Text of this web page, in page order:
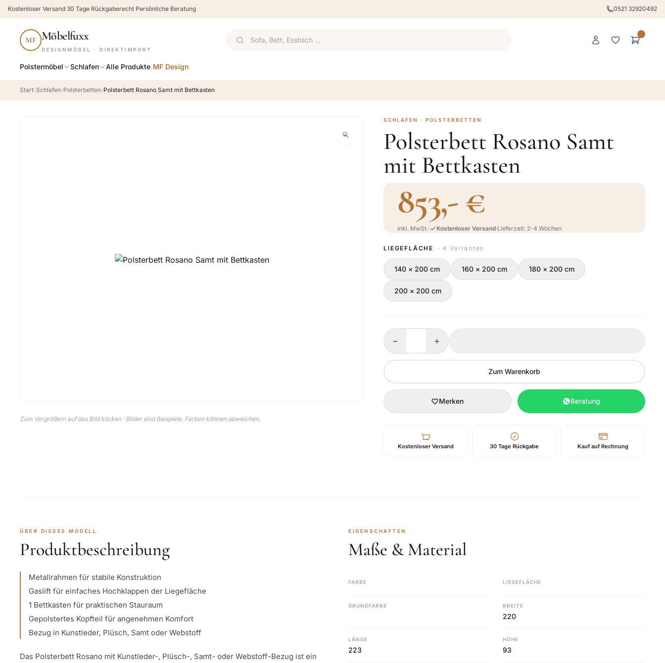
Kostenloser Versand·30 Tage Rückgaberecht·Persönliche Beratung 0521 32920492
MF Möbelfuxx
DESIGNMÖBEL · DIREKTIMPORT
Polstermöbel Schlafen Alle Produkte MF Design
Start›Schlafen›Polsterbetten›Polsterbett Rosano Samt mit Bettkasten
Zum Vergrößern auf das Bild klicken · Bilder sind Beispiele, Farben können abweichen.
SCHLAFEN · POLSTERBETTEN
Polsterbett Rosano Samt
mit Bettkasten
853,- €
inkl. MwSt.· Kostenloser Versand·Lieferzeit: 2-4 Wochen
LIEGEFLÄCHE · 4 Varianten
140 × 200 cm 160 × 200 cm 180 × 200 cm
200 × 200 cm
− +
Zum Warenkorb
Merken Beratung
Kostenloser Versand 30 Tage Rückgabe Kauf auf Rechnung
ÜBER DIESES MODELL
Produktbeschreibung
Metallrahmen für stabile Konstruktion
Gaslift für einfaches Hochklappen der Liegefläche
1 Bettkasten für praktischen Stauraum
Gepolstertes Kopfteil für angenehmen Komfort
Bezug in Kunstleder, Plüsch, Samt oder Webstoff
Das Polsterbett Rosano mit Kunstleder-, Plüsch-, Samt- oder Webstoff-Bezug ist ein
EIGENSCHAFTEN
Maße & Material
FARBE LIEGEFLÄCHE
GRUNDFARBE BREITE
220
LÄNGE
223
HÖHE
93